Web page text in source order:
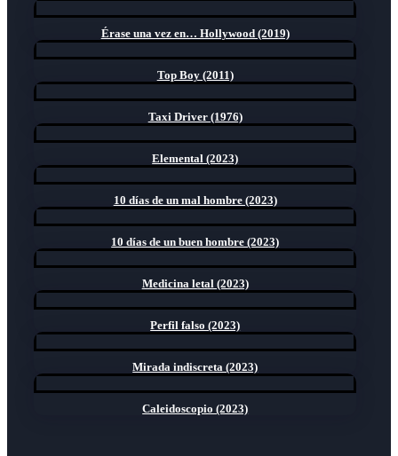
Érase una vez en… Hollywood (2019)
Top Boy (2011)
Taxi Driver (1976)
Elemental (2023)
10 días de un mal hombre (2023)
10 días de un buen hombre (2023)
Medicina letal (2023)
Perfil falso (2023)
Mirada indiscreta (2023)
Caleidoscopio (2023)